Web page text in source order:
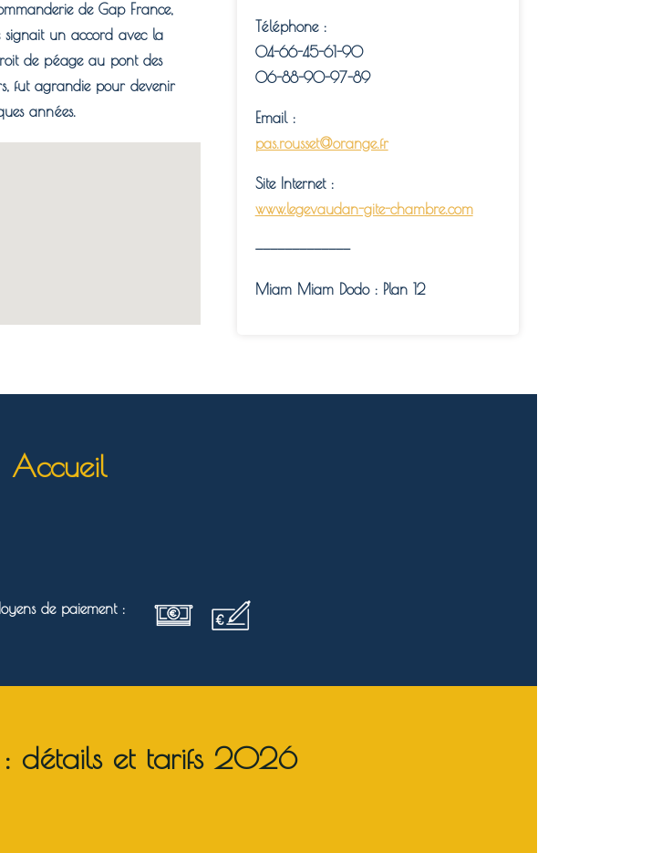
de Gap France,
signait un accord avec la
de péage au pont des
fut agrandie pour devenir
années.
Téléphone :
04-66-45-61-90
06-88-90-97-89
Email :
pas.rousset@orange.fr
Site Internet :
www.legevaudan-gite-chambre.com
—————————————
Miam Miam Dodo : Plan 12
Accueil
de paiement :
: détails et tarifs 2026